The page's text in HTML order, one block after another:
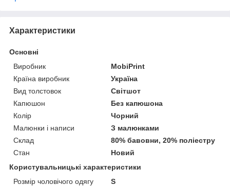
Характеристики
Основні
Виробник
MobiPrint
Країна виробник
Україна
Вид толстовок
Світшот
Капюшон
Без капюшона
Колір
Чорний
Малюнки і написи
З малюнками
Склад
80% бавовни, 20% поліестру
Стан
Новий
Користувальницькі характеристики
Розмір чоловічого одягу
S